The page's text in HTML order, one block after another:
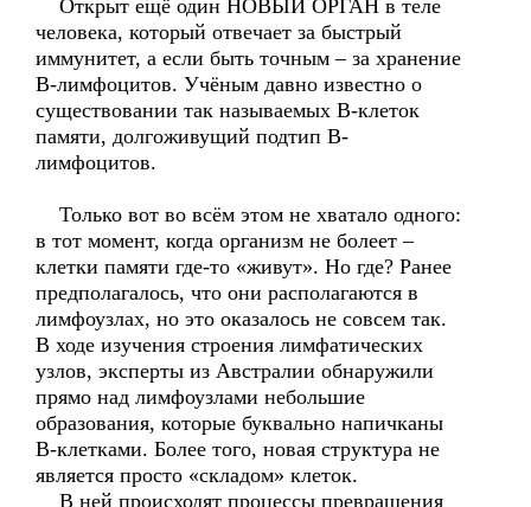
Открыт ещё один НОВЫЙ ОРГАН в теле
человека, который отвечает за быстрый
иммунитет, а если быть точным – за хранение
В-лимфоцитов. Учёным давно известно о
существовании так называемых В-клеток
памяти, долгоживущий подтип В-
лимфоцитов.
Только вот во всём этом не хватало одного:
в тот момент, когда организм не болеет –
клетки памяти где-то «живут». Но где? Ранее
предполагалось, что они располагаются в
лимфоузлах, но это оказалось не совсем так.
В ходе изучения строения лимфатических
узлов, эксперты из Австралии обнаружили
прямо над лимфоузлами небольшие
образования, которые буквально напичканы
В-клетками. Более того, новая структура не
является просто «складом» клеток.
В ней происходят процессы превращения